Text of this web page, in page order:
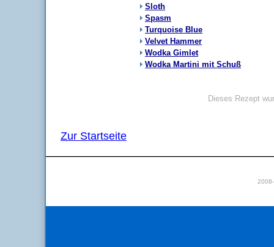
Sloth
Spasm
Turquoise Blue
Velvet Hammer
Wodka Gimlet
Wodka Martini mit Schuß
Dieses Rezept
Zur Startseite